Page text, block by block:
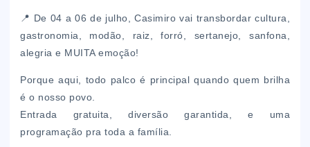
📍 De 04 a 06 de julho, Casimiro vai transbordar cultura,
gastronomia, modão, raiz, forró, sertanejo, sanfona,
alegria e MUITA emoção!
Porque aqui, todo palco é principal quando quem brilha
é o nosso povo.
Entrada gratuita, diversão garantida, e uma
programação pra toda a família.